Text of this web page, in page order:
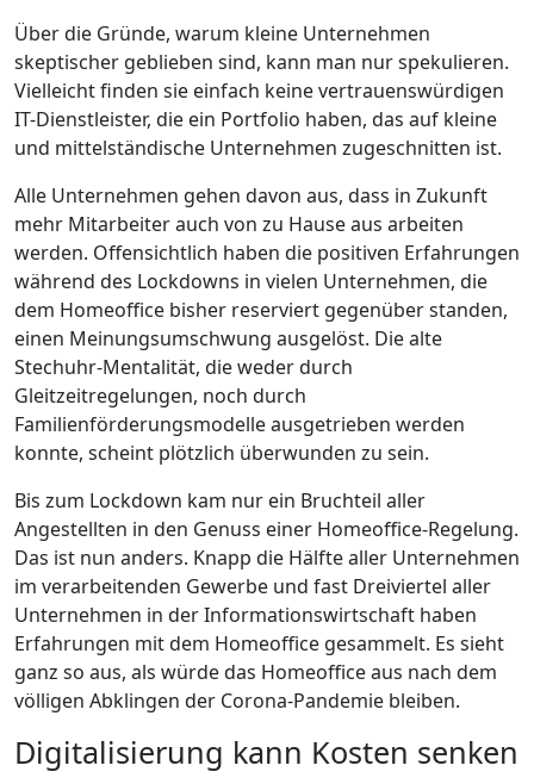
Über die Gründe, warum kleine Unternehmen
skeptischer geblieben sind, kann man nur spekulieren.
Vielleicht finden sie einfach keine vertrauenswürdigen
IT-Dienstleister, die ein Portfolio haben, das auf kleine
und mittelständische Unternehmen zugeschnitten ist.
Alle Unternehmen gehen davon aus, dass in Zukunft
mehr Mitarbeiter auch von zu Hause aus arbeiten
werden. Offensichtlich haben die positiven Erfahrungen
während des Lockdowns in vielen Unternehmen, die
dem Homeoffice bisher reserviert gegenüber standen,
einen Meinungsumschwung ausgelöst. Die alte
Stechuhr-Mentalität, die weder durch
Gleitzeitregelungen, noch durch
Familienförderungsmodelle ausgetrieben werden
konnte, scheint plötzlich überwunden zu sein.
Bis zum Lockdown kam nur ein Bruchteil aller
Angestellten in den Genuss einer Homeoffice-Regelung.
Das ist nun anders. Knapp die Hälfte aller Unternehmen
im verarbeitenden Gewerbe und fast Dreiviertel aller
Unternehmen in der Informationswirtschaft haben
Erfahrungen mit dem Homeoffice gesammelt. Es sieht
ganz so aus, als würde das Homeoffice aus nach dem
völligen Abklingen der Corona-Pandemie bleiben.
Digitalisierung kann Kosten senken